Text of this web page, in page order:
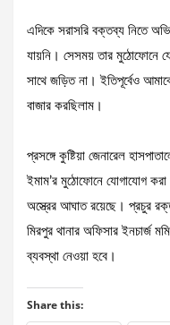
এদিকে সরাসরি বক্তব্য নিতে
যায়নি। সেসময় তার মুঠোফোনে
সাথে জড়িত না। ইতিপূর্বেও
বাজার করছিলাম।
প্রসঙ্গে কুষ্টিয়া জেনারেল
ইমাম’র মুঠোফোনে যোগাযোগ করা
অস্ত্রের আঘাত রয়েছে। প্রচুর
মিরপুর থানার অফিসার ইনচার্জ
ব্যবস্থা নেওয়া হবে।
Share this: